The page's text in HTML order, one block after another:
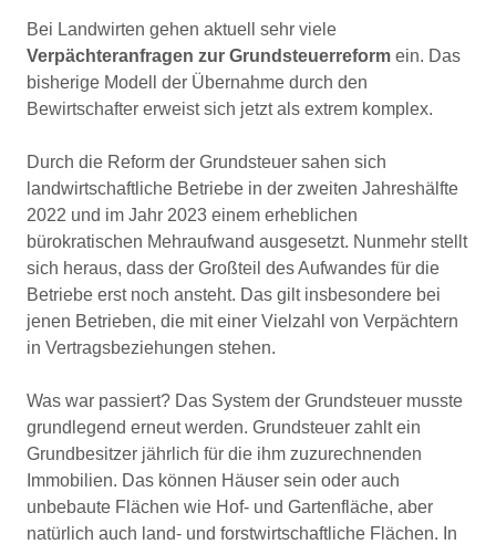
Bei Landwirten gehen aktuell sehr viele
Verpächteranfragen zur Grundsteuerreform ein. Das
bisherige Modell der Übernahme durch den
Bewirtschafter erweist sich jetzt als extrem komplex.
Durch die Reform der Grundsteuer sahen sich
landwirtschaftliche Betriebe in der zweiten Jahreshälfte
2022 und im Jahr 2023 einem erheblichen
bürokratischen Mehraufwand ausgesetzt. Nunmehr stellt
sich heraus, dass der Großteil des Aufwandes für die
Betriebe erst noch ansteht. Das gilt insbesondere bei
jenen Betrieben, die mit einer Vielzahl von Verpächtern
in Vertragsbeziehungen stehen.
Was war passiert? Das System der Grundsteuer musste
grundlegend erneut werden. Grundsteuer zahlt ein
Grundbesitzer jährlich für die ihm zuzurechnenden
Immobilien. Das können Häuser sein oder auch
unbebaute Flächen wie Hof- und Gartenfläche, aber
natürlich auch land- und forstwirtschaftliche Flächen. In